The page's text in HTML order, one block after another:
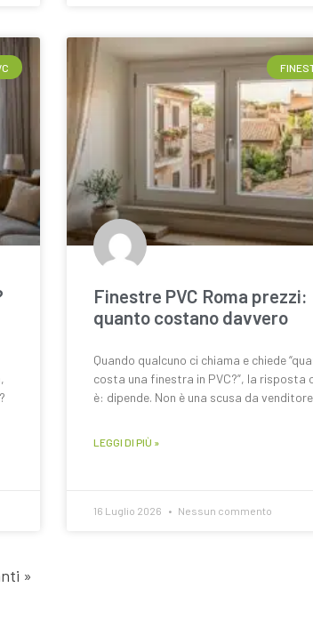
Finestre PVC Roma prezzi:
quanto costano davvero
Quando qualcuno ci chiama e chiede
costa una finestra in PVC?”, la risposta
è: dipende. Non è una scusa da
LEGGI DI PIÙ »
16 Luglio 2026 Nessun commento
»